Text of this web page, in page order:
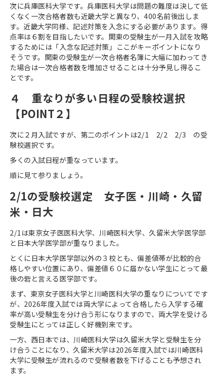
次に兵庫医科大学です。兵庫医科大学は問題の難度は決して低
くなく一次合格者数も近畿大学と異なり、 400名前後出しま
す。近畿大学同様、記述対策を入念にする必要があります。得
点率は６割を目指したいです。関東の受験生が一月入試を攻略
するためには「入念な記述対策」ここがキーポイントになり
そうです。関東の受験生が一次合格者名簿に大幅に加わってき
た場合は一次合格者数を増加させることは十分予見し得るこ
とです。
４ 重なりが多い日程の受験校選択
【POINT２】
次に２月入試ですが、第二のポイントは2/1 2/2 2/3 の受
験校選択です。
多くの入試日程が重なっています。
順に見て参りましょう。
2/1の受験校選定 女子医・川崎・久留
米・日大
2/1 は東京女子医医科大学、川崎医科大学、久留米大学医学部
と日本大学医学部が重なりました。
とくに日本大学医学部以外の３校とも、偏差値帯が比較的合
格しやすい位置にあり、偏差値６０に届かない学生にとって最
後の砦と言える医学部です。
まず、東京女子医科大学と川崎医科大学の重なりについてです
が、 2026年度入試では両大学によって合格したら入学する確
率が高い受験生を分け合う形になりますので、両大学を受ける
受験生にとっては正しく好機到来です。
一方、西日本では、川崎医科大学は久留米大学と受験生を分
け合うことになり、久留米大学は2026年度入試では川崎医科
大学に受験生が流れるので受験者数を下げることも予想され
ます。